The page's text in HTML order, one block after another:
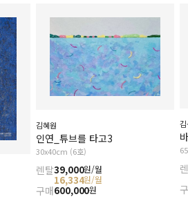
김혜원
인연_튜브를 타고3
30x40cm (6호)
렌탈39,000원/월
16,334원/월
구매600,000원